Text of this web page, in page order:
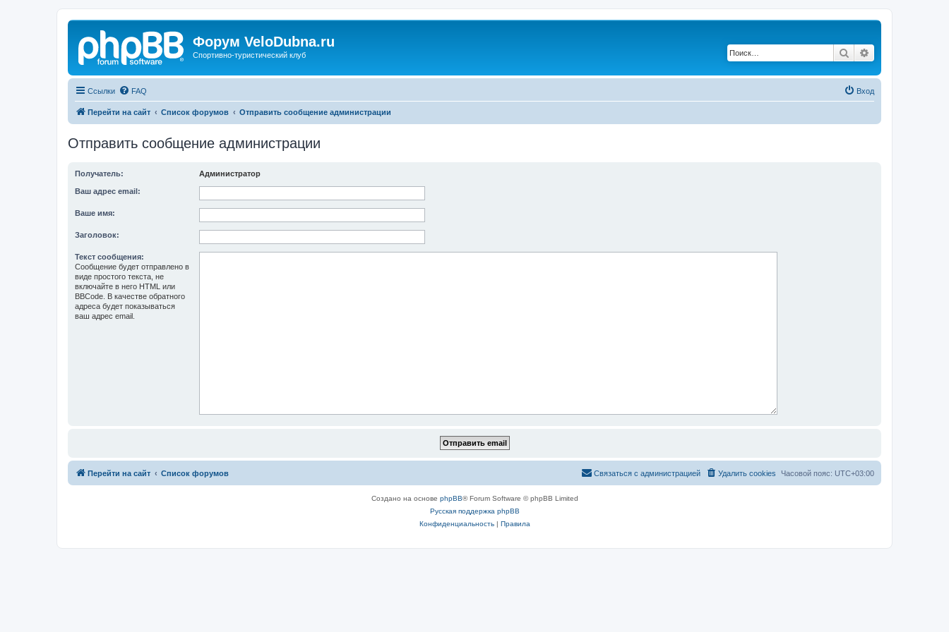
Форум VeloDubna.ru
Спортивно-туристический клуб Поиск
Ссылки FAQ Вход
Перейти на сайт Список форумов Отправить сообщение администрации
Отправить сообщение администрации
Получатель: Администратор
Ваш адрес email:
Ваше имя:
Заголовок:
Текст сообщения:
Сообщение будет отправлено в
виде простого текста, не
включайте в него HTML или
BBCode. В качестве обратного
адреса будет показываться
ваш адрес email.
Перейти на сайт Список форумов Часовой пояс: UTC+03:00
Удалить cookies
Связаться с администрацией
Создано на основе phpBB® Forum Software © phpBB Limited
Русская поддержка phpBB
Конфиденциальность| Правила